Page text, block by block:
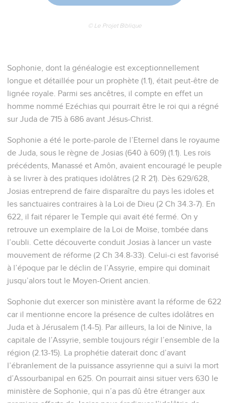
© Le Projet Biblique
Sophonie, dont la généalogie est exceptionnellement
longue et détaillée pour un prophète (1.1), était peut-être de
lignée royale. Parmi ses ancêtres, il compte en effet un
homme nommé Ezéchias qui pourrait être le roi qui a régné
sur Juda de 715 à 686 avant Jésus-Christ.
Sophonie a été le porte-parole de l’Eternel dans le royaume
de Juda, sous le règne de Josias (640 à 609) (1.1). Les rois
précédents, Manassé et Amôn, avaient encouragé le peuple
à se livrer à des pratiques idolâtres (2 R 21). Dès 629/628,
Josias entreprend de faire disparaître du pays les idoles et
les sanctuaires contraires à la Loi de Dieu (2 Ch 34.3-7). En
622, il fait réparer le Temple qui avait été fermé. On y
retrouve un exemplaire de la Loi de Moïse, tombée dans
l’oubli. Cette découverte conduit Josias à lancer un vaste
mouvement de réforme (2 Ch 34.8-33). Celui-ci est favorisé
à l’époque par le déclin de l’Assyrie, empire qui dominait
jusqu’alors tout le Moyen-Orient ancien.
Sophonie dut exercer son ministère avant la réforme de 622
car il mentionne encore la présence de cultes idolâtres en
Juda et à Jérusalem (1.4-5). Par ailleurs, la loi de Ninive, la
capitale de l’Assyrie, semble toujours régir l’ensemble de la
région (2.13-15). La prophétie daterait donc d’avant
l’ébranlement de la puissance assyrienne qui a suivi la mort
d’Assourbanipal en 625. On pourrait ainsi situer vers 630 le
ministère de Sophonie, qui n’a pas dû être étranger aux